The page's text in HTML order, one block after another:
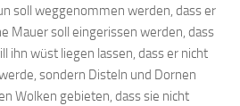
soll weggenommen werden, dass er
Mauer soll eingerissen werden, dass
ihn wüst liegen lassen, dass er nicht
sondern Disteln und Dornen
Wolken gebieten, dass sie nicht